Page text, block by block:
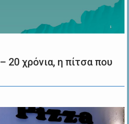
20 χρόνια, η πίτσα που